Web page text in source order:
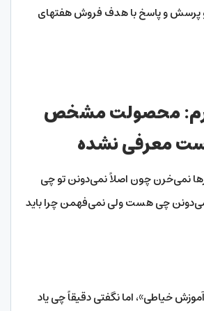
پرسش و پاسخ با هدف فروش هفتهای
محصولت مشخص
معرفی نشده
نمی‌خرن چون اصلاً نمی‌دونن تو چی
می‌دونن چی هست ولی نمی‌فهمن چرا باید
خیاطی»، اما نگفتی دقیقاً چی یاد